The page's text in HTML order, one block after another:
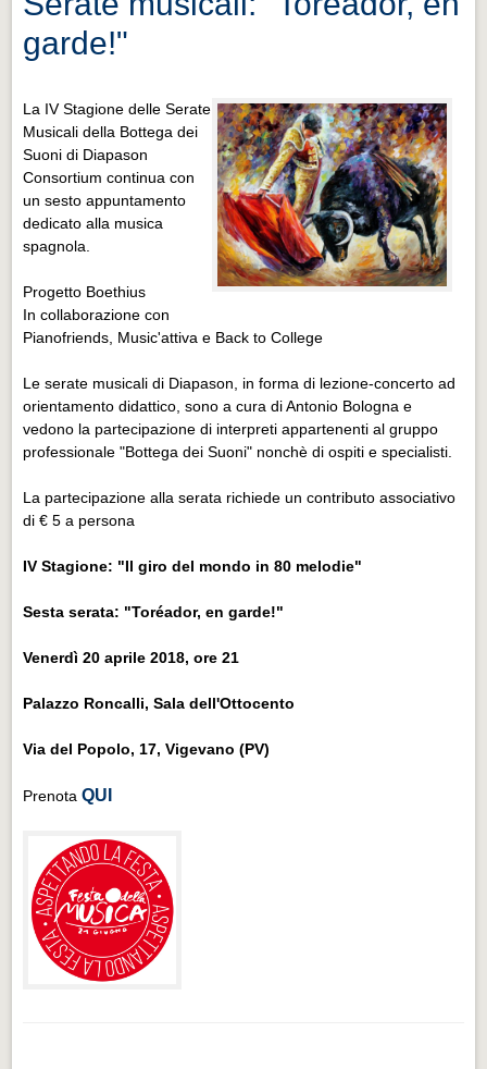
garde!"
La IV Stagione delle Serate
Musicali della Bottega dei
Suoni di Diapason
Consortium continua con
un sesto appuntamento
dedicato alla musica
spagnola.
Progetto Boethius
In collaborazione con
Pianofriends, Music'attiva e Back to College
Le serate musicali di Diapason, in forma di lezione-concerto ad
orientamento didattico, sono a cura di Antonio Bologna e
vedono la partecipazione di interpreti appartenenti al gruppo
professionale "Bottega dei Suoni" nonchè di ospiti e specialisti.
La partecipazione alla serata richiede un contributo associativo
di € 5 a persona
IV Stagione: "Il giro del mondo in 80 melodie"
Sesta serata: "Toréador, en garde!"
Venerdì 20 aprile 2018, ore 21
Palazzo Roncalli, Sala dell'Ottocento
Via del Popolo, 17, Vigevano (PV)
PrenotaQUI